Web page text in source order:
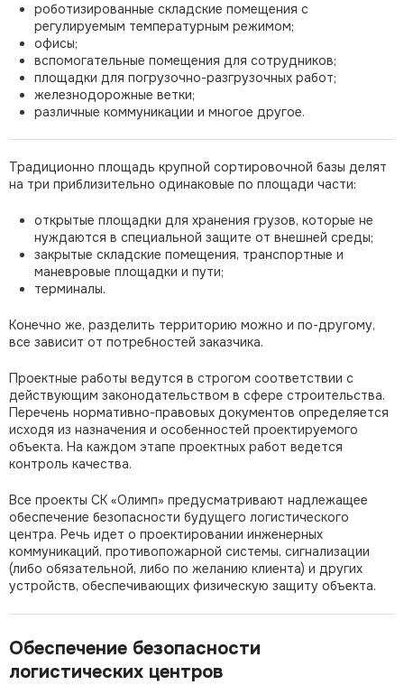
роботизированные складские помещения с
регулируемым температурным режимом;
офисы;
вспомогательные помещения для сотрудников;
площадки для погрузочно-разгрузочных работ;
железнодорожные ветки;
различные коммуникации и многое другое.
Традиционно площадь крупной сортировочной базы делят
на три приблизительно одинаковые по площади части:
открытые площадки для хранения грузов, которые не
нуждаются в специальной защите от внешней среды;
закрытые складские помещения, транспортные и
маневровые площадки и пути;
терминалы.
Конечно же, разделить территорию можно и по-другому,
все зависит от потребностей заказчика.
Проектные работы ведутся в строгом соответствии с
действующим законодательством в сфере строительства.
Перечень нормативно-правовых документов определяется
исходя из назначения и особенностей проектируемого
объекта. На каждом этапе проектных работ ведется
контроль качества.
Все проекты СК «Олимп» предусматривают надлежащее
обеспечение безопасности будущего логистического
центра. Речь идет о проектировании инженерных
коммуникаций, противопожарной системы, сигнализации
(либо обязательной, либо по желанию клиента) и других
устройств, обеспечивающих физическую защиту объекта.
Обеспечение безопасности
логистических центров